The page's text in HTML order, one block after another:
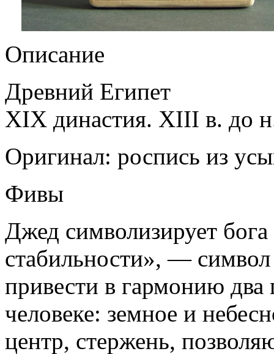
Описание
Древний Египет
XIX династия. ХIII в. до
Оригинал: роспись из
Фивы
Джед символизирует
стабильности», —
привести в гармонию
человеке: земное и
центр, стержень,